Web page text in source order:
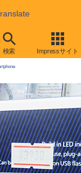
検索 Impressサイト